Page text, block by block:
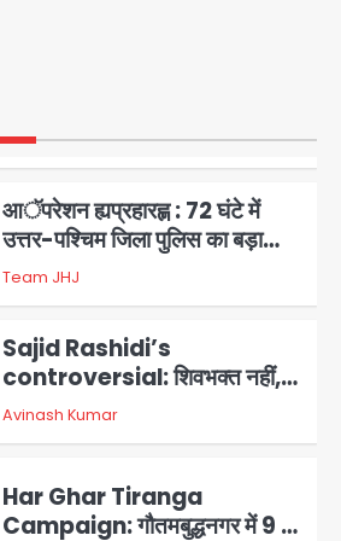
मास्टरमाइंड समेत 7 गिरफ्तार
Team JHJ
आॅपरेशन ह्यप्रहारह्ण : 72 घंटे में
उत्तर-पश्चिम जिला पुलिस का बड़ा
एक्शन
Team JHJ
Sajid Rashidi’s
controversial: शिवभक्त नहीं,
आतंकवादी हैं’, मौलाना का कांवड़ियों पर
विवादित बयान, BJP विधायक ने कराई
Avinash Kumar
Har Ghar Tiranga
Campaign: गौतमबुद्धनगर में 9 से